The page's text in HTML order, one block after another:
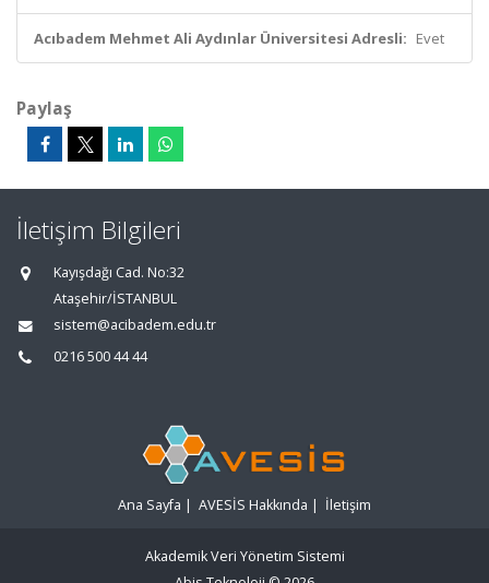
Acıbadem Mehmet Ali Aydınlar Üniversitesi Adresli: Evet
Paylaş
İletişim Bilgileri
Kayışdağı Cad. No:32
Ataşehir/İSTANBUL
sistem@acibadem.edu.tr
0216 500 44 44
Ana Sayfa | AVESİS Hakkında | İletişim
Akademik Veri Yönetim Sistemi